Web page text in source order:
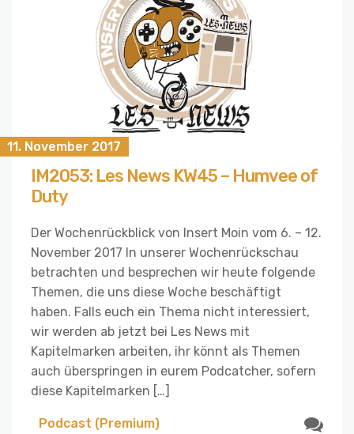
11. November 2017
IM2053: Les News KW45 – Humvee of
Duty
Der Wochenrückblick von Insert Moin vom 6. – 12.
November 2017 In unserer Wochenrückschau
betrachten und besprechen wir heute folgende
Themen, die uns diese Woche beschäftigt
haben. Falls euch ein Thema nicht interessiert,
wir werden ab jetzt bei Les News mit
Kapitelmarken arbeiten, ihr könnt als Themen
auch überspringen in eurem Podcatcher, sofern
diese Kapitelmarken […]
Podcast (Premium)